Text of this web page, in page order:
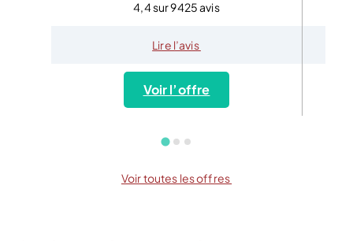
4,4 sur 9425 avis
Lire l’avis
Voir l’offre
Voir toutes les offres